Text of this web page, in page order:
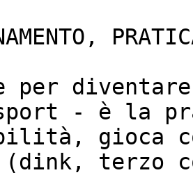
per
- è la
gioca
(dink, terzo